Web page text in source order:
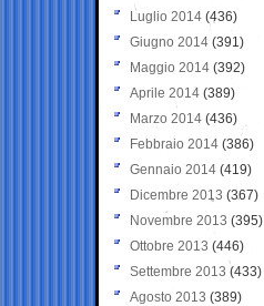
Luglio 2014 (436)
Giugno 2014 (391)
Maggio 2014 (392)
Aprile 2014 (389)
Marzo 2014 (436)
Febbraio 2014 (386)
Gennaio 2014 (419)
Dicembre 2013 (367)
Novembre 2013 (395)
Ottobre 2013 (446)
Settembre 2013 (433)
Agosto 2013 (389)